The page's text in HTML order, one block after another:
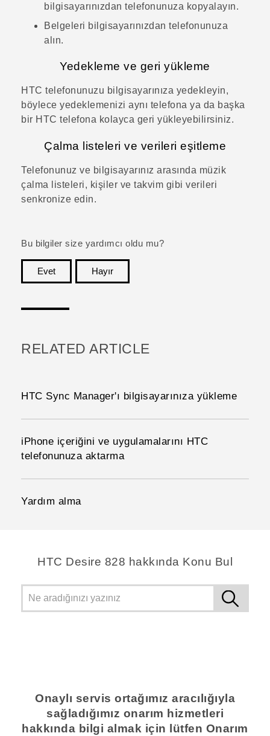
bilgisayarınızdan telefonunuza kopyalayın.
Belgeleri bilgisayarınızdan telefonunuza
alın.
Yedekleme ve geri yükleme
HTC telefonunuzu bilgisayarınıza yedekleyin,
böylece yedeklemenizi aynı telefona ya da başka
bir HTC telefona kolayca geri yükleyebilirsiniz.
Çalma listeleri ve verileri eşitleme
Telefonunuz ve bilgisayarınız arasında müzik
çalma listeleri, kişiler ve takvim gibi verileri
senkronize edin.
Bu bilgiler size yardımcı oldu mu?
Evet
Hayır
RELATED ARTICLE
HTC Sync Manager'ı bilgisayarınıza yükleme
iPhone içeriğini ve uygulamalarını HTC
telefonunuza aktarma
Yardım alma
HTC Desire 828 hakkında Konu Bul
Onaylı servis ortağımız aracılığıyla
sağladığımız onarım hizmetleri
hakkında bilgi almak için lütfen Onarım